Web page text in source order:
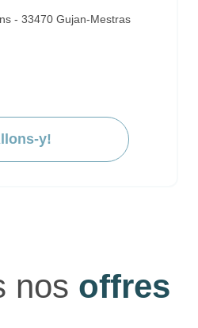
- 33470 Gujan-Mestras
y!
nos offres